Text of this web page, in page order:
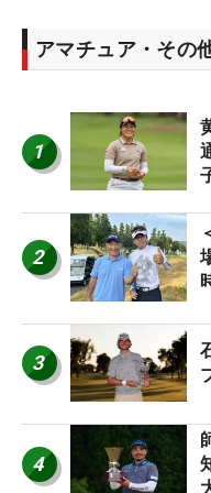
アマチュア・その
1
2
3
4